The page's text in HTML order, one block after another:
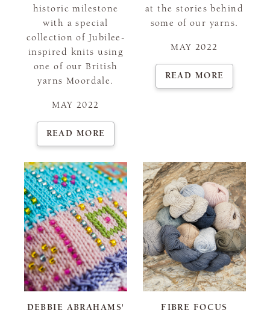
historic milestone
with a special
collection of Jubilee-
inspired knits using
one of our British
yarns Moordale.
MAY 2022
READ MORE
at the stories behind
some of our yarns.
MAY 2022
READ MORE
DEBBIE ABRAHAMS'
FIBRE FOCUS